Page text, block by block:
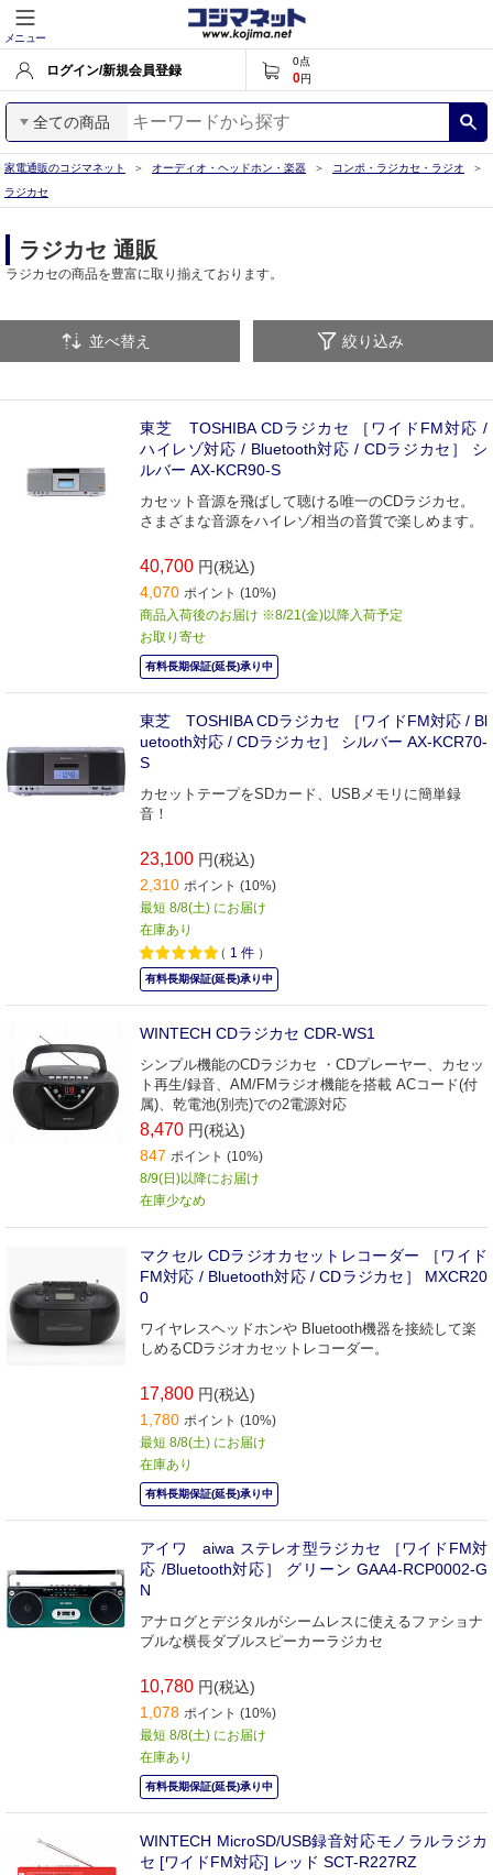
メニュー
ログイン/新規会員登録
0点
0円
全ての商品
家電通販のコジマネット オーディオ・ヘッドホン・楽器
コンポ・ラジカセ・ラジオ
ラジカセ
ラジカセ 通販
ラジカセの商品を豊富に取り揃えております。
並べ替え 絞り込み
東芝 TOSHIBA CDラジカセ ［ワイドFM対応 /
ハイレゾ対応 / Bluetooth対応 / CDラジカセ］ シ
ルバー AX-KCR90-S
カセット音源を飛ばして聴ける唯一のCDラジカセ。
さまざまな音源をハイレゾ相当の音質で楽しめます。
40,700 円(税込)
4,070 ポイント (10%)
商品入荷後のお届け ※8/21(金)以降入荷予定
お取り寄せ
有料長期保証(延長)承り中
東芝 TOSHIBA CDラジカセ ［ワイドFM対応 / Bl
uetooth対応 / CDラジカセ］ シルバー AX-KCR70-
S
カセットテープをSDカード、USBメモリに簡単録
音！
23,100 円(税込)
2,310 ポイント (10%)
最短 8/8(土) にお届け
在庫あり
（ 1 件 ）
有料長期保証(延長)承り中
WINTECH CDラジカセ CDR-WS1
シンプル機能のCDラジカセ ・CDプレーヤー、カセッ
ト再生/録音、AM/FMラジオ機能を搭載 ACコード(付
属)、乾電池(別売)での2電源対応
8,470 円(税込)
847 ポイント (10%)
8/9(日)以降にお届け
在庫少なめ
マクセル CDラジオカセットレコーダー ［ワイド
FM対応 / Bluetooth対応 / CDラジカセ］ MXCR20
0
ワイヤレスヘッドホンや Bluetooth機器を接続して楽
しめるCDラジオカセットレコーダー。
17,800 円(税込)
1,780 ポイント (10%)
最短 8/8(土) にお届け
在庫あり
有料長期保証(延長)承り中
アイワ aiwa ステレオ型ラジカセ ［ワイドFM対
応 /Bluetooth対応］ グリーン GAA4-RCP0002-G
N
アナログとデジタルがシームレスに使えるファショナ
ブルな横長ダブルスピーカーラジカセ
10,780 円(税込)
1,078 ポイント (10%)
最短 8/8(土) にお届け
在庫あり
有料長期保証(延長)承り中
WINTECH MicroSD/USB録音対応モノラルラジカ
セ [ワイドFM対応] レッド SCT-R227RZ